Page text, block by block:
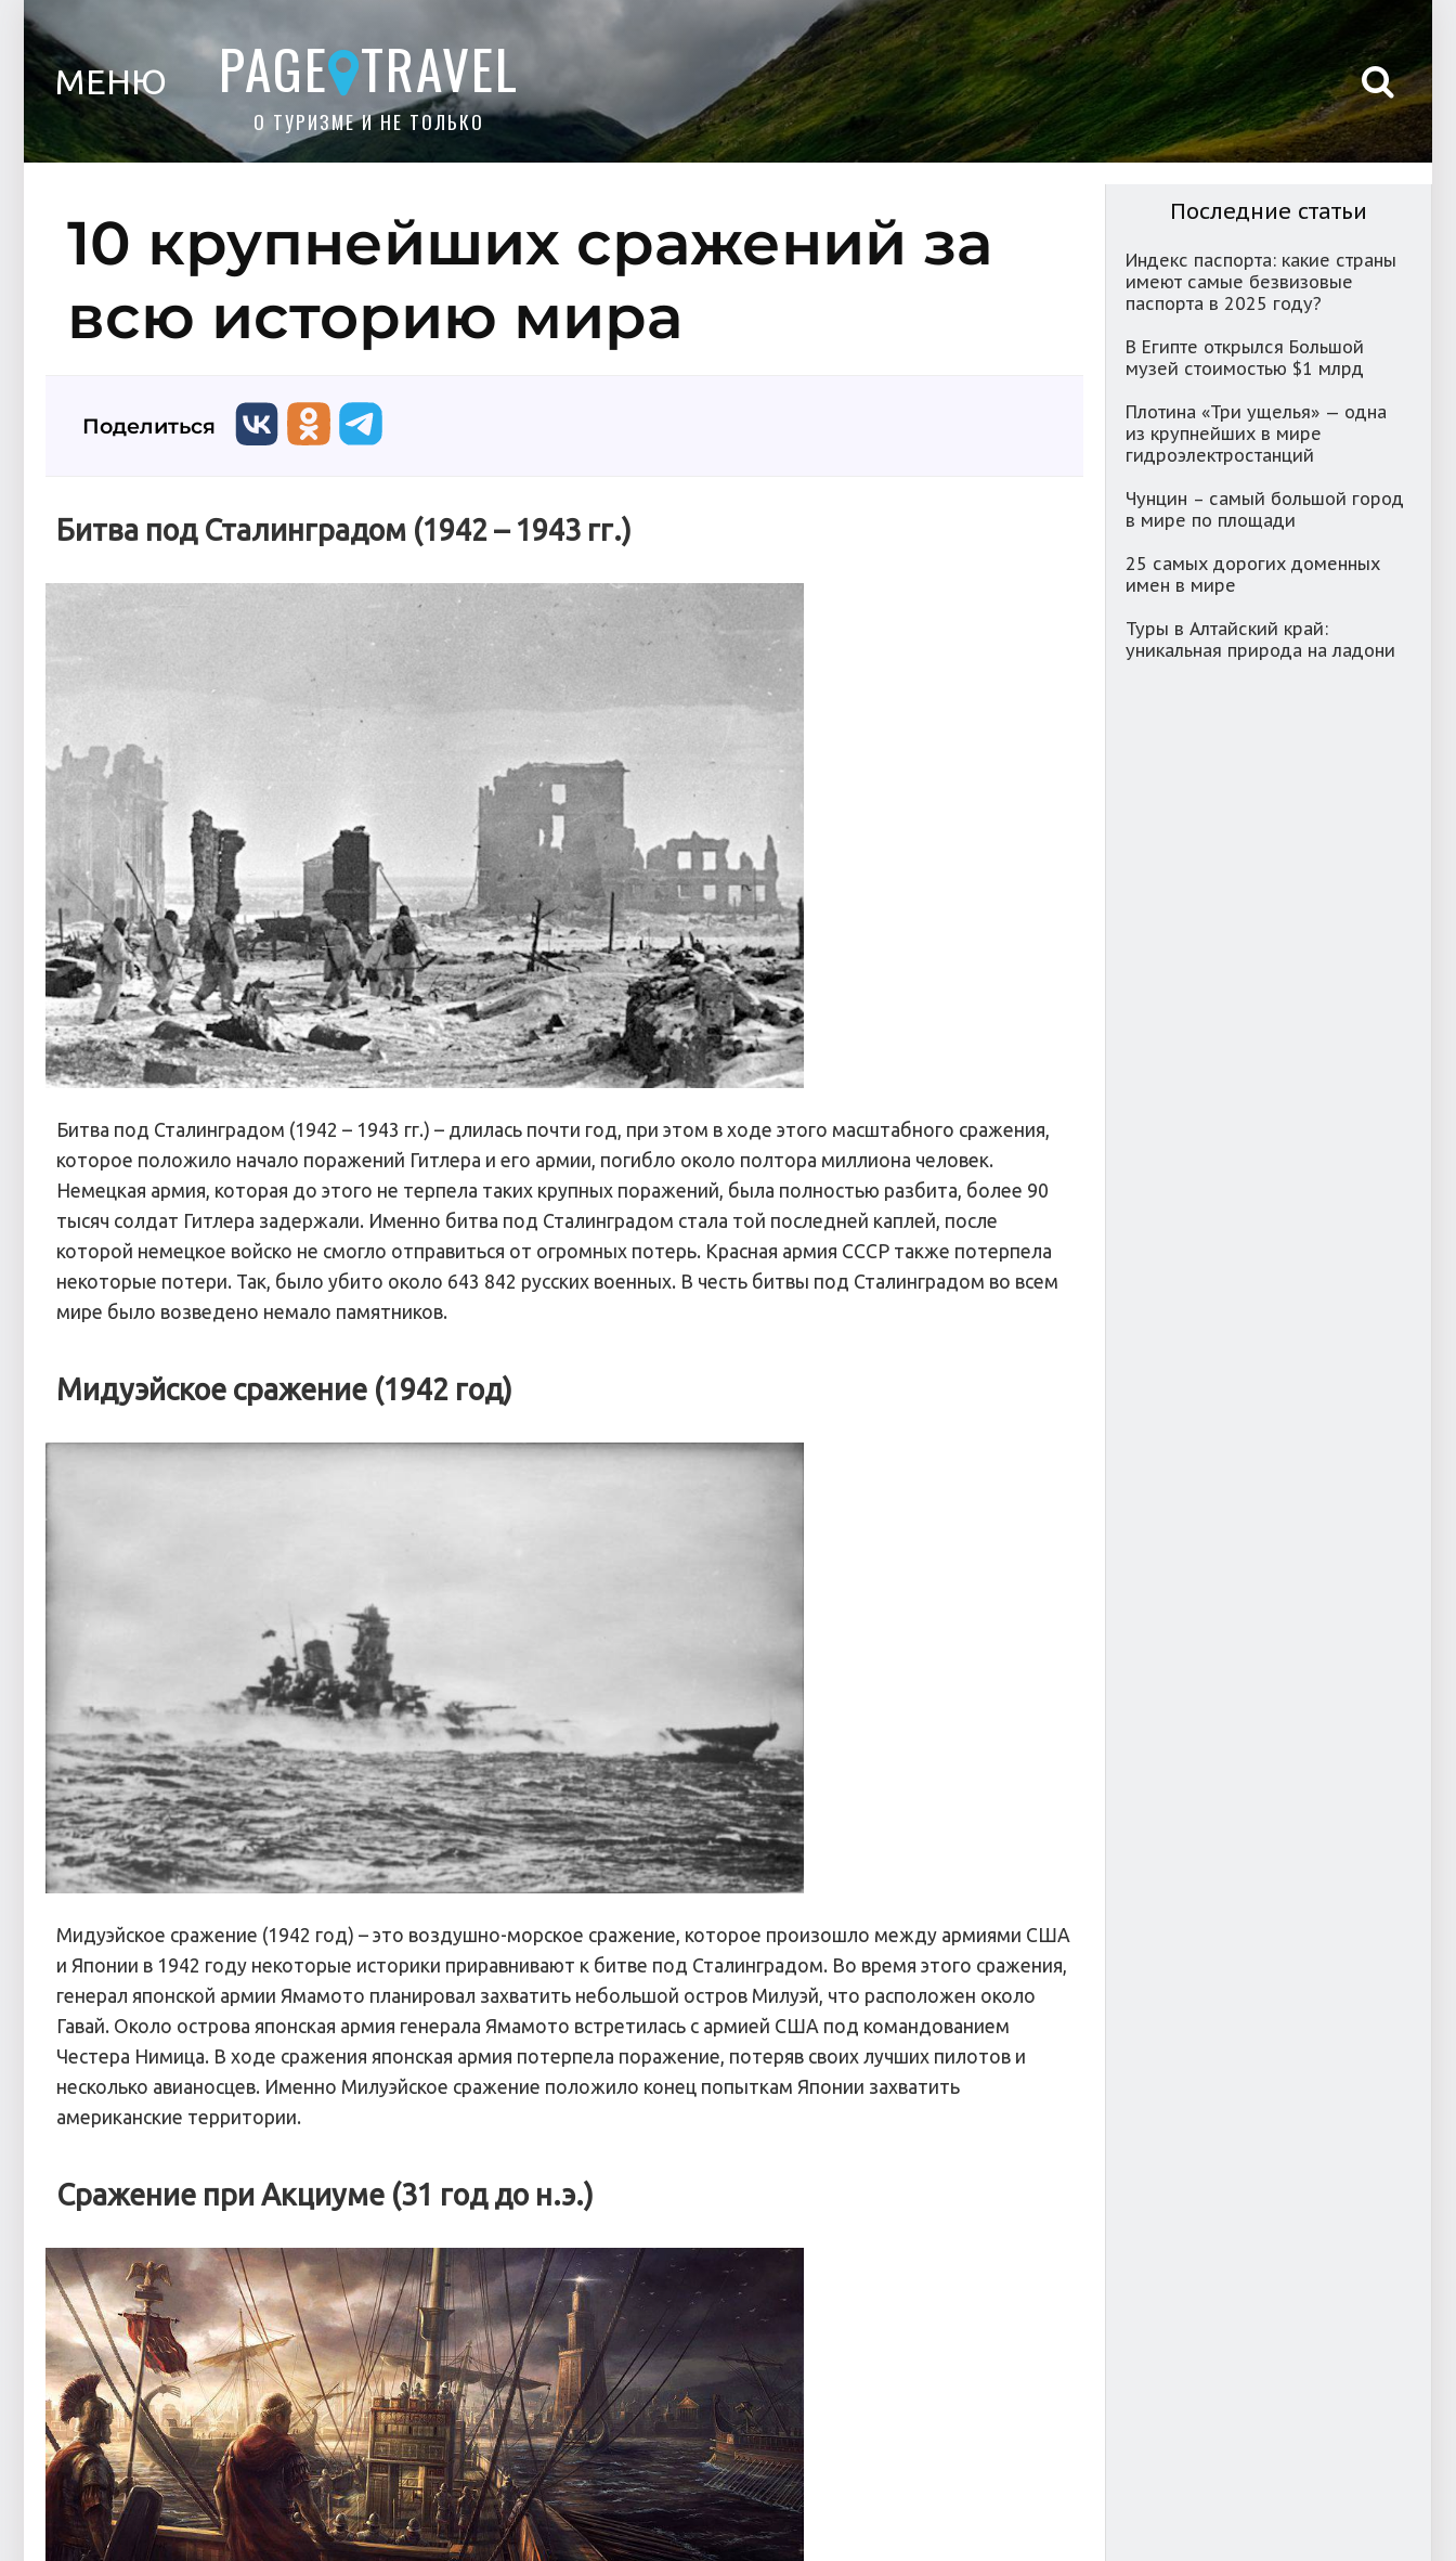
МЕНЮ PAGE TRAVEL
О ТУРИЗМЕ И НЕ ТОЛЬКО
10 крупнейших сражений за
всю историю мира
Поделиться
Битва под Сталинградом (1942 – 1943 гг.)
Битва под Сталинградом (1942 – 1943 гг.) – длилась почти год, при этом в ходе этого масштабного сражения,
которое положило начало поражений Гитлера и его армии, погибло около полтора миллиона человек.
Немецкая армия, которая до этого не терпела таких крупных поражений, была полностью разбита, более 90
тысяч солдат Гитлера задержали. Именно битва под Сталинградом стала той последней каплей, после
которой немецкое войско не смогло отправиться от огромных потерь. Красная армия СССР также потерпела
некоторые потери. Так, было убито около 643 842 русских военных. В честь битвы под Сталинградом во всем
мире было возведено немало памятников.
Мидуэйское сражение (1942 год)
Мидуэйское сражение (1942 год) – это воздушно-морское сражение, которое произошло между армиями США
и Японии в 1942 году некоторые историки приравнивают к битве под Сталинградом. Во время этого сражения,
генерал японской армии Ямамото планировал захватить небольшой остров Милуэй, что расположен около
Гавай. Около острова японская армия генерала Ямамото встретилась с армией США под командованием
Честера Нимица. В ходе сражения японская армия потерпела поражение, потеряв своих лучших пилотов и
несколько авианосцев. Именно Милуэйское сражение положило конец попыткам Японии захватить
американские территории.
Сражение при Акциуме (31 год до н.э.)
Последние статьи
Индекс паспорта: какие страны
имеют самые безвизовые
паспорта в 2025 году?
В Египте открылся Большой
музей стоимостью $1 млрд
Плотина «Три ущелья» — одна
из крупнейших в мире
гидроэлектростанций
Чунцин – самый большой город
в мире по площади
25 самых дорогих доменных
имен в мире
Туры в Алтайский край:
уникальная природа на ладони